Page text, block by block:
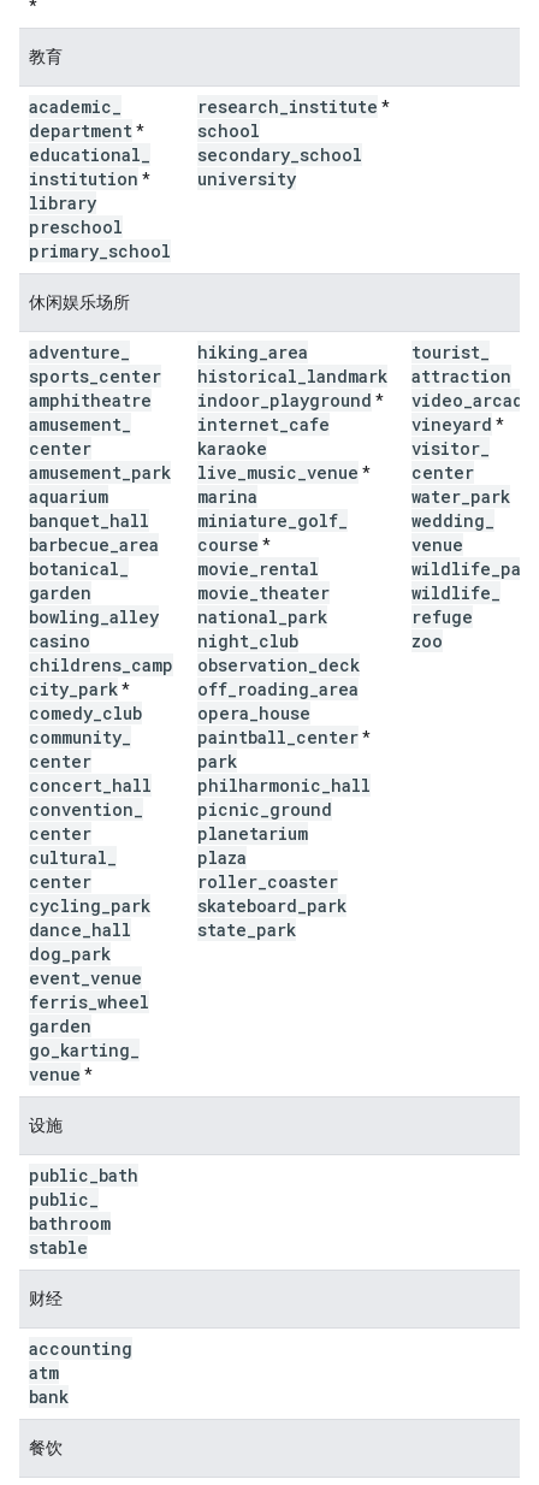
*
教育
academic
department*
educational
institution *
library
preschool
primary school
research institute *
school
secondary school
university
休闲娱乐场所
adventure
sports center
amphitheatre
amusement
center
amusement park
aquarium
banquet hall
barbecue area
botanical
garden
bowling alley
casino
childrens camp
city park*
comedy club
community
center
concert hall
convention
center
cultural
center
cycling park
dance hall
dog park
event venue
ferris wheel
garden
go karting
venue *
hiking area
historical landmark
indoor playground *
internet cafe
karaoke
live music venue *
marina
miniature golf
course *
movie rental
movie theater
national park
night club
observation deck
off roading area
opera house
paintball center*
park
philharmonic hall
picnic ground
planetarium
plaza
roller coaster
skateboard park
state park
tourist
attraction
video arcade
vineyard *
visitor
center
water park
wedding
venue
wildlife park
wildlife
refuge
zoo
设施
public bath
public
bathroom
stable
财经
accounting
atm
bank
餐饮